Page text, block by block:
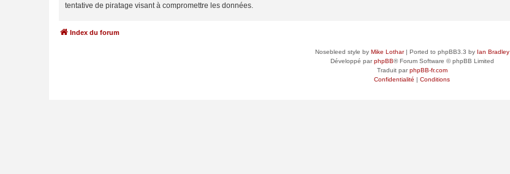
tentative de piratage visant à compromettre les données.
Index du forum
Nosebleed style by Mike Lothar| Ported to phpBB3.3 by Ian Bradley
Développé parphpBB® Forum Software © phpBB Limited
Traduit parphpBB-fr.com
Confidentialité | Conditions